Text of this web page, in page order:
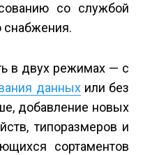
со службой
снабжения.
в двух режимах — с
данныхили без
добавление новых
типоразмеров и
сортаментов